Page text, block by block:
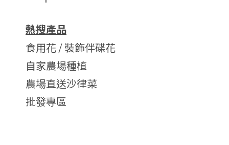
熱搜產品
食用花 / 裝飾伴碟花
自家農場種植
農場直送沙律菜
批發專區